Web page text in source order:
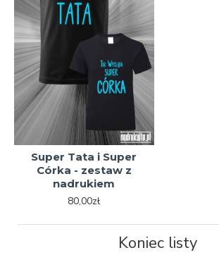
Super Tata i Super
Córka - zestaw z
nadrukiem
80,00zł
Koniec listy